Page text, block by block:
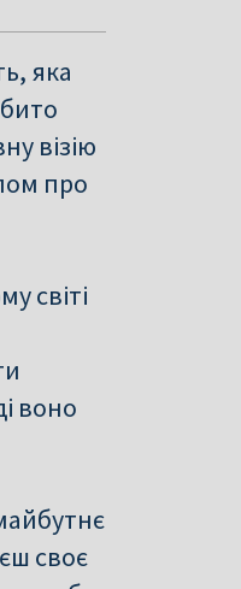
яка
візію
про
світі
воно
своє